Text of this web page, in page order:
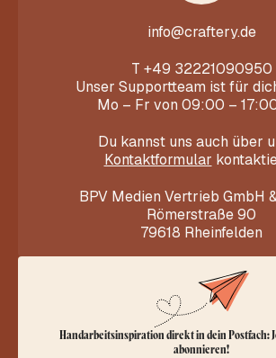
info@craftery.de
T +49 32221090950
Unser Supportteam ist für
Mo – Fr von 09:00 –
Du kannst uns auch über
Kontaktformular
BPV Medien Vertrieb GmbH
Römerstraße 90
79618 Rheinfelden
Handarbeitsinspiration direkt in dein Postfach:
abonnieren!